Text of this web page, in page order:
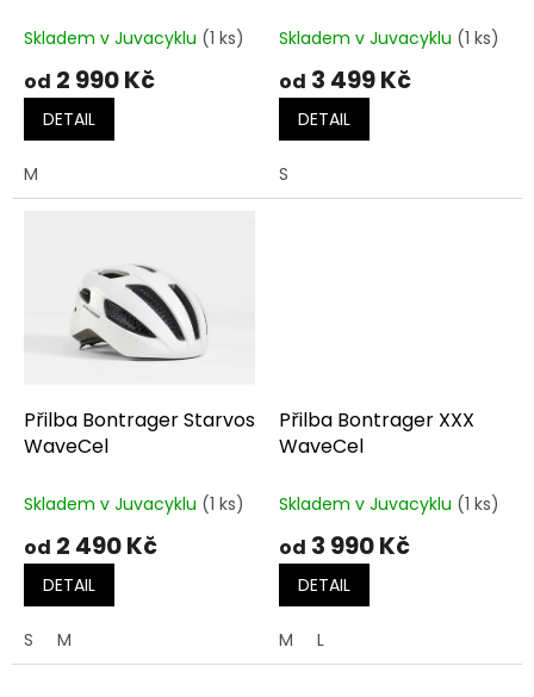
Skladem v Juvacyklu (1 ks)
od 2 990 Kč
DETAIL
M
Skladem v Juvacyklu (1 ks)
od 3 499 Kč
DETAIL
S
Přilba Bontrager Starvos
WaveCel
Skladem v Juvacyklu (1 ks)
od 2 490 Kč
DETAIL
S M
Přilba Bontrager XXX
WaveCel
Skladem v Juvacyklu (1 ks)
od 3 990 Kč
DETAIL
M L